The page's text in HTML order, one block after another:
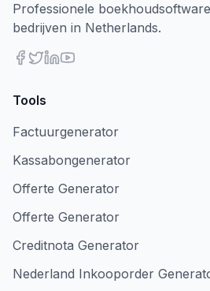
Professionele
bedrijven in Netherlands.
Tools
Factuurgenerator
Kassabongenerator
Offerte Generator
Offerte Generator
Creditnota Generator
Nederland Inkooporder